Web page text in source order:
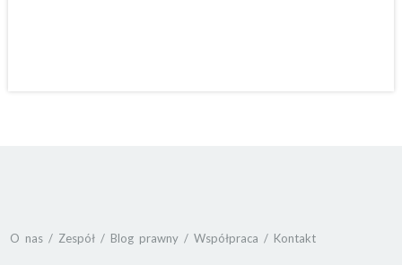
O nas Zespół Blog prawny Współpraca Kontakt